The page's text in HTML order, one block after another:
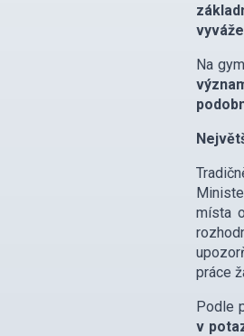
Na
místa
práce
Podle
v